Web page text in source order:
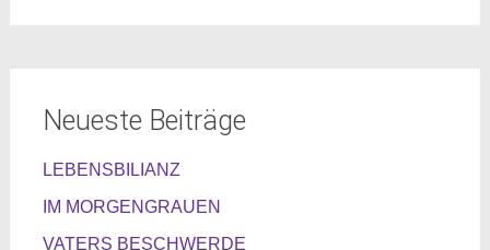
Neueste Beiträge
LEBENSBILIANZ
IM MORGENGRAUEN
VATERS BESCHWERDE